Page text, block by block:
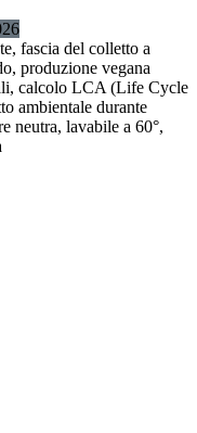
fascia del colletto a
produzione vegana
calcolo LCA (Life Cycle
ambientale durante
neutra, lavabile a 60°,